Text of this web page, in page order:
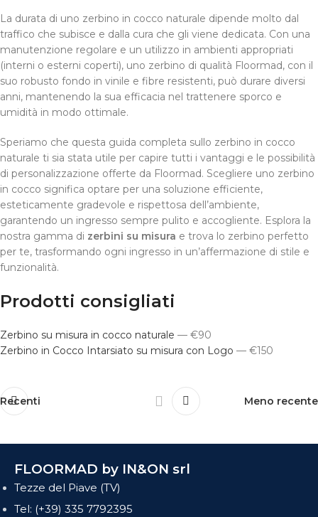
La durata di uno zerbino in cocco naturale dipende molto dal
traffico che subisce e dalla cura che gli viene dedicata. Con una
manutenzione regolare e un utilizzo in ambienti appropriati
(interni o esterni coperti), uno zerbino di qualità Floormad, con il
suo robusto fondo in vinile e fibre resistenti, può durare diversi
anni, mantenendo la sua efficacia nel trattenere sporco e
umidità in modo ottimale.
Speriamo che questa guida completa sullo zerbino in cocco
naturale ti sia stata utile per capire tutti i vantaggi e le possibilità
di personalizzazione offerte da Floormad. Scegliere uno zerbino
in cocco significa optare per una soluzione efficiente,
esteticamente gradevole e rispettosa dell’ambiente,
garantendo un ingresso sempre pulito e accogliente. Esplora la
nostra gamma di zerbini su misura e trova lo zerbino perfetto
per te, trasformando ogni ingresso in un’affermazione di stile e
funzionalità.
Prodotti consigliati
Zerbino su misura in cocco naturale — €90
Zerbino in Cocco Intarsiato su misura con Logo — €150
Recenti Meno recente
FLOORMAD by IN&ON srl
Tezze del Piave (TV)
Tel: (+39) 335 7792395